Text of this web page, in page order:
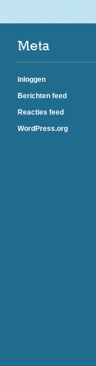
Meta
Inloggen
Berichten feed
Reacties feed
WordPress.org